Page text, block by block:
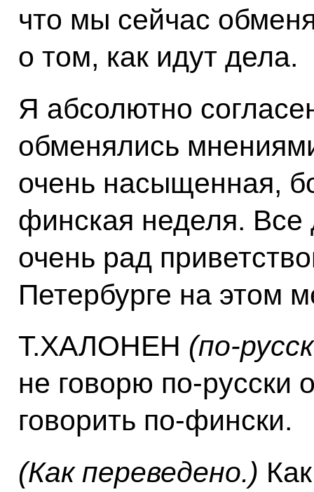
что мы сейчас
о том, как идут дела.
Я абсолютно
обменялись
очень насыщенная,
финская неделя. Все
очень рад
Петербурге на этом
Т.ХАЛОНЕН
не говорю
говорить по‑фински.
(Как переведено.)